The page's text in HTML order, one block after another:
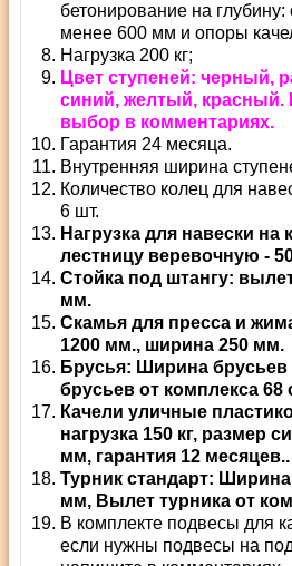
бетонирование на
менее 600 мм и опоры
Нагрузка 200 кг;
Цвет ступеней: черный,
синий, желтый,
выбор в комментариях.
Гарантия 24 месяца.
Внутренняя ширина
Количество колец для
6 шт.
Нагрузка для навески на
лестницу веревочную - 50
Стойка под штангу:
мм.
Скамья для пресса и
1200 мм., ширина 250 мм.
Брусья: Ширина брусьев
брусьев от комплекса 68
Качели уличные
нагрузка 150 кг, размер
мм, гарантия 12 месяцев..
Турник стандарт:
мм, Вылет турника от
В комплекте подвесы для
если нужны подвесы на